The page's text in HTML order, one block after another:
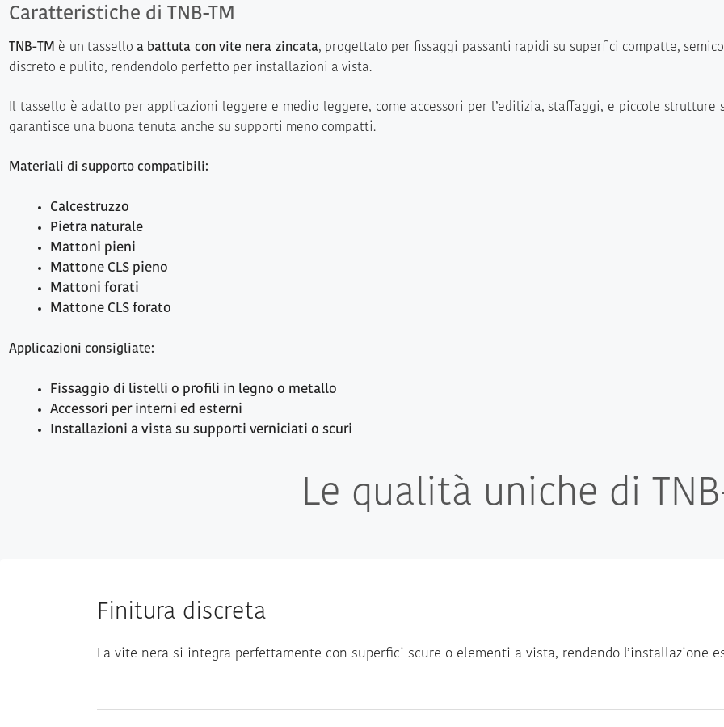
Caratteristiche di TNB-TM
TNB-TM è un tasselloa battuta con vite nera zincata, progettato per fissaggi passanti rapidi su superfici compatte,
discreto e pulito, rendendolo perfetto per installazioni a vista.
Il tassello è adatto per applicazioni leggere e medio leggere, come accessori per l’edilizia, staffaggi, e piccole strutture
garantisce una buona tenuta anche su supporti meno compatti.
Materiali di supporto compatibili:
Calcestruzzo
Pietra naturale
Mattoni pieni
Mattone CLS pieno
Mattoni forati
Mattone CLS forato
Applicazioni consigliate:
Fissaggio di listelli o profili in legno o metallo
Accessori per interni ed esterni
Installazioni a vista su supporti verniciati o scuri
Le qualità uniche di
Finitura discreta
La vite nera si integra perfettamente con superfici scure o elementi a vista, rendendo l’installazione